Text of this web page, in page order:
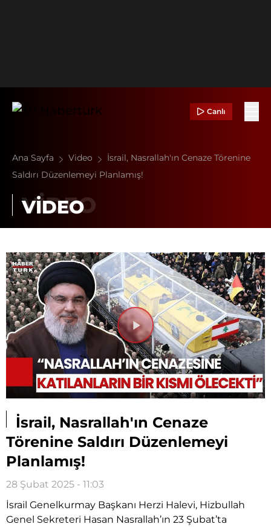
Canlı
Ana Sayfa Video
İsrail, Nasrallah'ın Cenaze Törenine
Saldırı Düzenlemeyi Planlamış!
VİDEO
Videoyu
Oynat
İsrail, Nasrallah'ın Cenaze
Törenine Saldırı Düzenlemeyi
Planlamış!
28 Şubat 2025 - 11:03
İsrail Genelkurmay Başkanı Herzi Halevi, Hizbullah
Genel Sekreteri Hasan Nasrallah’ın 23 Şubat’ta